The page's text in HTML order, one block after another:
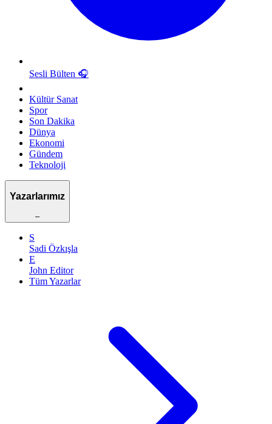
Sesli Bülten 🎧
Kültür Sanat
Spor
Son Dakika
Dünya
Ekonomi
Gündem
Teknoloji
Yazarlarımız
–
S
Sadi Özkışla
E
John Editor
Tüm Yazarlar